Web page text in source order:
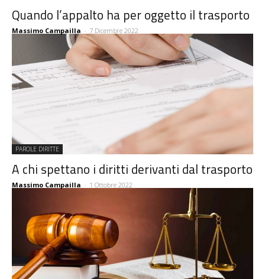
Quando l’appalto ha per oggetto il trasporto
Massimo Campailla - 7 Dicembre 2022
PAROLE DIRITTE
A chi spettano i diritti derivanti dal trasporto
Massimo Campailla - 1 Ottobre 2022